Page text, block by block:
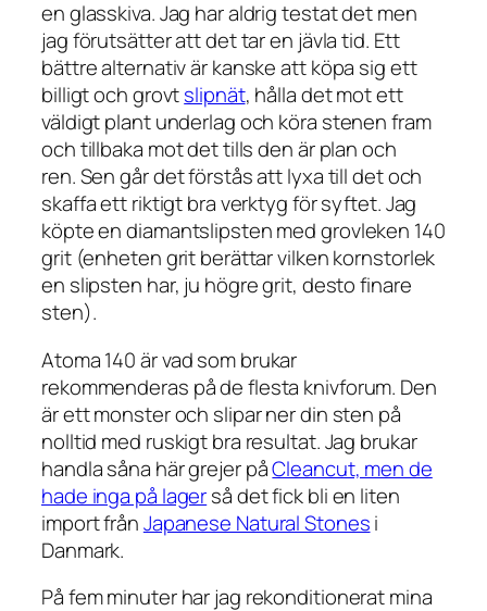
en glasskiva. Jag har aldrig testat det men
jag förutsätter att det tar en jävla tid. Ett
bättre alternativ är kanske att köpa sig ett
billigt och grovtslipnät, hålla det mot ett
väldigt plant underlag och köra stenen fram
och tillbaka mot det tills den är plan och
ren. Sen går det förstås att lyxa till det och
skaffa ett riktigt bra verktyg för syftet. Jag
köpte en diamantslipsten med grovleken 140
grit (enheten grit berättar vilken kornstorlek
en slipsten har, ju högre grit, desto finare
sten).
Atoma 140 är vad som brukar
rekommenderas på de flesta knivforum. Den
är ett monster och slipar ner din sten på
nolltid med ruskigt bra resultat. Jag brukar
handla såna här grejer påCleancut, men de
hade inga på lagerså det fick bli en liten
import frånJapanese Natural Stonesi
Danmark.
På fem minuter har jag rekonditionerat mina